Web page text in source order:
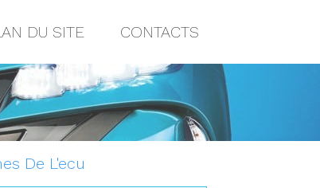
DU SITE CONTACTS
De L'ecu